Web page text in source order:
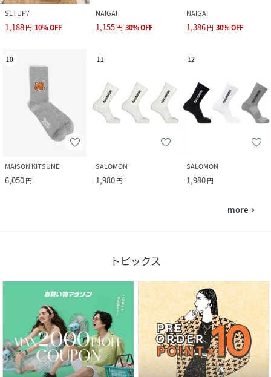
SETUP7
1,188円 10%OFF
NAIGAI
1,155円 30%OFF
NAIGAI
1,386円 30%OFF
10
MAISON KITSUNE
6,050円
11
SALOMON
1,980円
12
SALOMON
1,980円
more navigate_next
トピックス